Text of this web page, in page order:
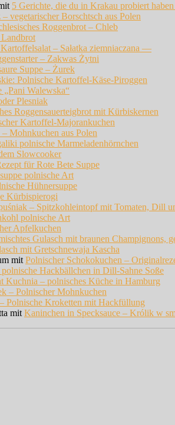
5 Gerichte, die du in Krakau probiert haben
– vegetarischer Borschtsch aus Polen
Roggenbrot – Chleb
– Sałatka ziemniaczana —
– Zakwas Żytni
Suppe – Żurek
Polnische Kartoffel-Käse-Piroggen
„Pani Walewska“
Plesniak
Roggensauerteigbrot mit Kürbiskernen
Kartoffel-Majorankuchen
– Mohnkuchen aus Polen
polnische Marmeladenhörnchen
Slowcooker
für Rote Bete Suppe
polnische Art
Hühnersuppe
Kürbispierogi
– Spitzkohleintopf mit Tomaten, Dill
polnische Art
Apfelkuchen
Gulasch mit braunen Champignons,
mit Gretschnewaja Kascha
mit Polnischer Schokokuchen –
Hackbällchen in Dill-Sahne Soße
Kuchnia – polnisches Küche in Hamburg
– Polnischer Mohnkuchen
Polnische Kroketten mit Hackfüllung
mit Kaninchen in Specksauce – Królik w